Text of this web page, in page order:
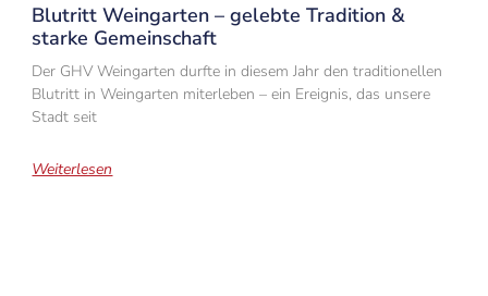
Blutritt Weingarten – gelebte Tradition &
starke Gemeinschaft
Der GHV Weingarten durfte in diesem Jahr den traditionellen
Blutritt in Weingarten miterleben – ein Ereignis, das unsere
Stadt seit
Weiterlesen